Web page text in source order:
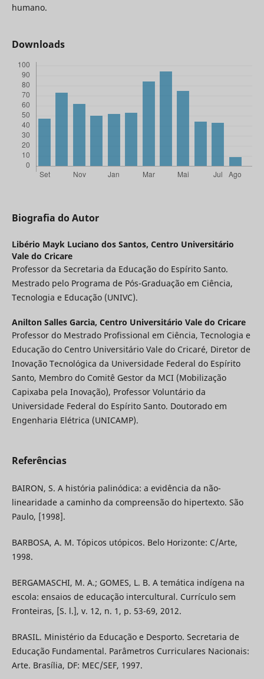
humano.
Downloads
Biografia do Autor
Libério Mayk Luciano dos Santos, Centro Universitário
Vale do Cricare
Professor da Secretaria da Educação do Espírito Santo.
Mestrado pelo Programa de Pós-Graduação em Ciência,
Tecnologia e Educação (UNIVC).
Anilton Salles Garcia, Centro Universitário Vale do Cricare
Professor do Mestrado Profissional em Ciência, Tecnologia e
Educação do Centro Universitário Vale do Cricaré, Diretor de
Inovação Tecnológica da Universidade Federal do Espírito
Santo, Membro do Comitê Gestor da MCI (Mobilização
Capixaba pela Inovação), Professor Voluntário da
Universidade Federal do Espírito Santo. Doutorado em
Engenharia Elétrica (UNICAMP).
Referências
BAIRON, S. A história palinódica: a evidência da não-
linearidade a caminho da compreensão do hipertexto. São
Paulo, [1998].
BARBOSA, A. M. Tópicos utópicos. Belo Horizonte: C/Arte,
1998.
BERGAMASCHI, M. A.; GOMES, L. B. A temática indígena na
escola: ensaios de educação intercultural. Currículo sem
Fronteiras, [S. l.], v. 12, n. 1, p. 53-69, 2012.
BRASIL. Ministério da Educação e Desporto. Secretaria de
Educação Fundamental. Parâmetros Curriculares Nacionais:
Arte. Brasília, DF: MEC/SEF, 1997.